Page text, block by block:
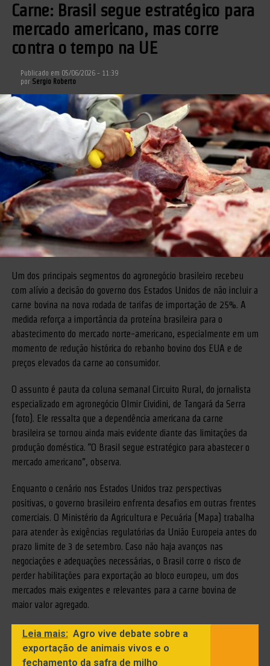
Carne: Brasil segue estratégico para
mercado americano, mas corre
contra o tempo na UE
Publicado em 05/06/2026 - 11:39
por Sergio Roberto
Um dos principais segmentos do agronegócio brasileiro recebeu
com alívio a decisão do governo dos Estados Unidos de não incluir a
carne bovina na nova rodada de tarifas de importação de 25%. A
medida reforça a importância da proteína brasileira para o
abastecimento do mercado norte-americano, especialmente em um
momento de redução histórica do rebanho bovino dos EUA e de
preços elevados da carne ao consumidor.
O assunto é pauta da coluna semanal Circuito Rural, do jornalista
especializado em agronegócio Olmir Cividini, de Tangará da Serra
(foto). Ele ressalta que a dependência americana da carne
brasileira se tornou ainda mais evidente diante das limitações da
produção doméstica. “O Brasil segue estratégico para abastecer o
mercado americano”, observa.
Enquanto o cenário nos Estados Unidos traz perspectivas
positivas, o governo brasileiro enfrenta desafios em outras frentes
comerciais. O Ministério da Agricultura e Pecuária (Mapa) trabalha
para atender às exigências regulatórias da União Europeia antes do
prazo limite de 3 de setembro. Caso não haja avanços nas
negociações e adequações necessárias, o Brasil corre o risco de
perder habilitações para exportação ao bloco europeu, um dos
mercados mais exigentes e relevantes para a carne bovina de
maior valor agregado.
Leia mais: Agro vive debate sobre a
exportação de animais vivos e o
fechamento da safra de milho